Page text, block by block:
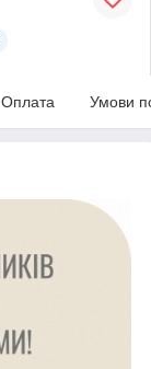
Оплата Умови